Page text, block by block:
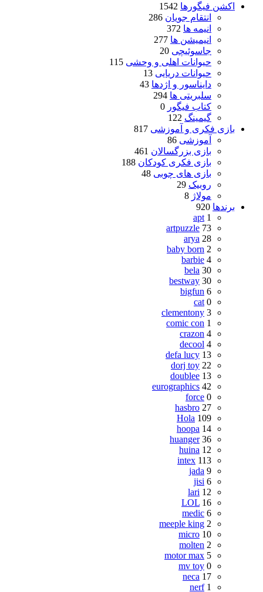
اکشن فیگورها 1542
انتقام جویان 286
انیمه ها 372
انیمیشن ها 277
جاسوئیچی 20
حیوانات اهلی و وحشی 115
حیوانات دریایی 13
دایناسور و اژدها 43
سلبریتی ها 294
کتاب فیگور 0
گیمینگ 122
بازی فکری و آموزشی 817
آموزشی 86
بازی بزرگسالان 461
بازی فکری کودکان 188
بازی های چوبی 48
روبیک 29
مولاژ 8
برندها 920
apt 1
artpuzzle 73
arya 28
baby born 2
barbie 4
bela 30
bestway 30
bigfun 6
cat 0
clementony 3
comic con 1
crazon 4
decool 4
defa lucy 13
dorj toy 22
doublee 13
eurographics 42
force 0
hasbro 27
Hola 109
hoopa 14
huanger 36
huina 12
intex 113
jada 9
jisi 6
lari 12
LOL 16
medic 6
meeple king 2
micro 10
molten 2
motor max 5
mv toy 0
neca 17
nerf 1